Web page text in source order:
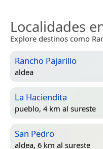
Localidades
Explore destinos como
Rancho Pajarillo
aldea
La Haciendita
pueblo, 4 km al sureste
San Pedro
aldea, 6 km al sureste